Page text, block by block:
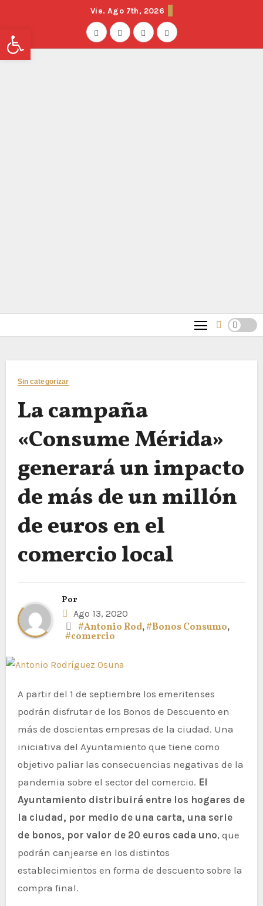
Vie. Ago 7th, 2026
Sin categorizar
La campaña
«Consume Mérida»
generará un impacto
de más de un millón
de euros en el
comercio local
Por
Ago 13, 2020
#Antonio Rod,#Bonos Consumo,
#comercio
A partir del 1 de septiembre los emeritenses
podrán disfrutar de los Bonos de Descuento en
más de doscientas empresas de la ciudad. Una
iniciativa del Ayuntamiento que tiene como
objetivo paliar las consecuencias negativas de la
pandemia sobre el sector del comercio. El
Ayuntamiento distribuirá entre los hogares de
la ciudad, por medio de una carta, una serie
de bonos, por valor de 20 euros cada uno, que
podrán canjearse en los distintos
establecimientos en forma de descuento sobre la
compra final.
Abrir barra de herramientas